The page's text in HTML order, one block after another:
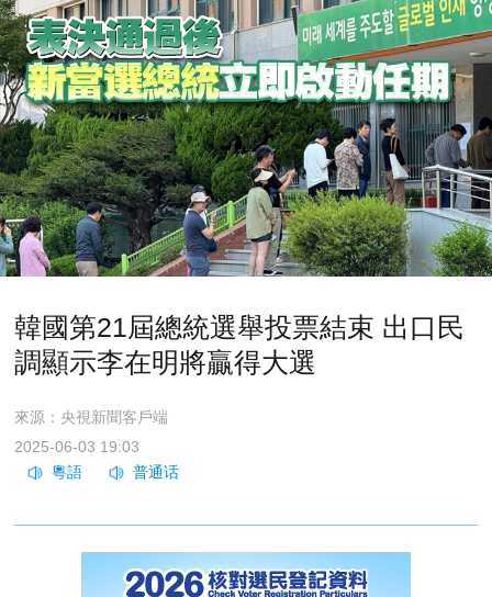
韓國第21屆總統選舉投票結束 出口民
調顯示李在明將贏得大選
來源：央視新聞客戶端
2025-06-03 19:03